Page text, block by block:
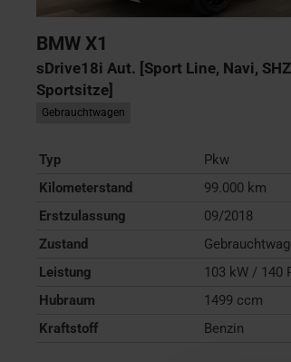
BMW X1
sDrive18i Aut. [Sport Line, Navi,
Sportsitze]
Gebrauchtwagen
Typ
Pkw
Kilometerstand
99.000 km
Erstzulassung
09/2018
Zustand
Leistung
103 kW / 140
Hubraum
1499 ccm
Kraftstoff
Benzin